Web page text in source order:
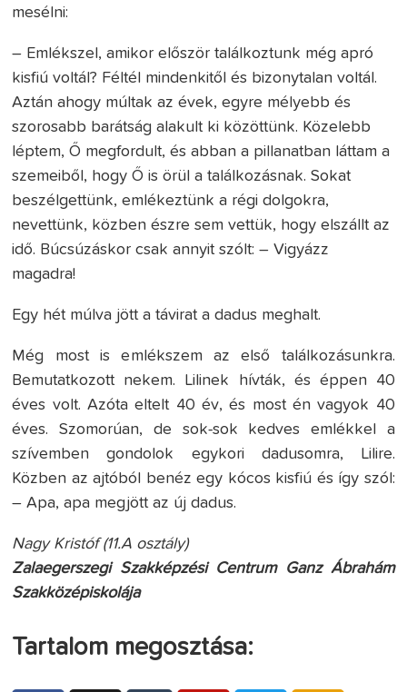
mesélni:
– Emlékszel, amikor először találkoztunk még apró
kisfiú voltál? Féltél mindenkitől és bizonytalan voltál.
Aztán ahogy múltak az évek, egyre mélyebb és
szorosabb barátság alakult ki közöttünk. Közelebb
léptem, Ő megfordult, és abban a pillanatban láttam a
szemeiből, hogy Ő is örül a találkozásnak. Sokat
beszélgettünk, emlékeztünk a régi dolgokra,
nevettünk, közben észre sem vettük, hogy elszállt az
idő. Búcsúzáskor csak annyit szólt: – Vigyázz
magadra!
Egy hét múlva jött a távirat a dadus meghalt.
Még most is emlékszem az első találkozásunkra.
Bemutatkozott nekem. Lilinek hívták, és éppen 40
éves volt. Azóta eltelt 40 év, és most én vagyok 40
éves. Szomorúan, de sok-sok kedves emlékkel a
szívemben gondolok egykori dadusomra, Lilire.
Közben az ajtóból benéz egy kócos kisfiú és így szól:
– Apa, apa megjött az új dadus.
Nagy Kristóf (11.A osztály)
Zalaegerszegi Szakképzési Centrum Ganz Ábrahám
Szakközépiskolája
Tartalom megosztása: